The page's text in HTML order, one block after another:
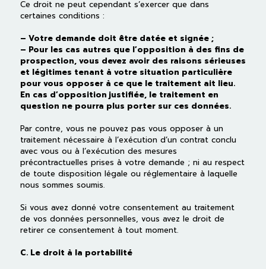
Ce droit ne peut cependant s’exercer que dans
certaines conditions :
– Votre demande doit être datée et signée ;
– Pour les cas autres que l’opposition à des fins de
prospection, vous devez avoir des raisons sérieuses
et légitimes tenant à votre situation particulière
pour vous opposer à ce que le traitement ait lieu.
En cas d’opposition justifiée, le traitement en
question ne pourra plus porter sur ces données.
Par contre, vous ne pouvez pas vous opposer à un
traitement nécessaire à l’exécution d’un contrat conclu
avec vous ou à l’exécution des mesures
précontractuelles prises à votre demande ; ni au respect
de toute disposition légale ou réglementaire à laquelle
nous sommes soumis.
Si vous avez donné votre consentement au traitement
de vos données personnelles, vous avez le droit de
retirer ce consentement à tout moment.
C. Le droit à la portabilité